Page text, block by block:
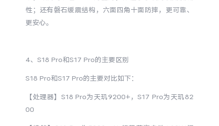
性；还有磐石缓震结构，六面四角十面防摔，更可靠、
更安心。
4、S18 Pro和S17 Pro的主要区别
S18 Pro和S17 Pro的主要对比如下：
【处理器】 S18 Pro为天玑9200+，S17 Pro为天玑82
00